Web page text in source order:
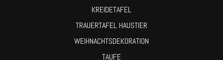
KREIDETAFEL
TRAUERTAFEL HAUSTIER
WEIHNACHTSDEKORATION
TAUFE